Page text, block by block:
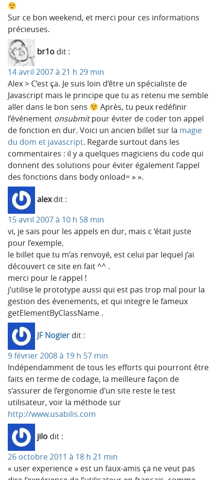
Sur ce bon weekend, et merci pour ces informations
précieuses.
br1o dit :
14 avril 2007 à 21 h 29 min
Alex > C’est ça. Je suis loin d’être un spécialiste de
Javascript mais le principe que tu as retenu me semble
aller dans le bon sens
Après, tu peux redéfinir
l’événement onsubmitpour éviter de coder ton appel
de fonction en dur. Voici un ancien billet sur la magie
du dom et javascript. Regarde surtout dans les
commentaires : il y a quelques magiciens du code qui
donnent des solutions pour éviter également l’appel
des fonctions dans body onload= » ».
alex dit :
15 avril 2007 à 10 h 58 min
vi, je sais pour les appels en dur, mais c ‘était juste
pour l’exemple.
le billet que tu m’as renvoyé, est celui par lequel j’ai
découvert ce site en fait ^^ .
merci pour le rappel !
j’utilise le prototype aussi qui est pas trop mal pour la
gestion des évenements, et qui integre le fameux
getElementByClassName .
JF Nogier dit :
9 février 2008 à 19 h 57 min
Indépendamment de tous les efforts qui pourront être
faits en terme de codage, la meilleure façon de
s’assurer de l’ergonomie d’un site reste le test
utilisateur, voir la méthode sur
http://www.usabilis.com
jilo dit :
26 octobre 2011 à 18 h 21 min
« user experience » est un faux-amis ça ne veut pas